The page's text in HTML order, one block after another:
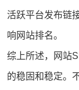
活跃平台发布链
响网站排名。
综上所述，网站
的稳固和稳定。